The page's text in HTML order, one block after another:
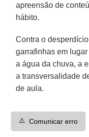
apreensão de
hábito.
Contra o
garrafinhas em
a água da chuva, a
a transversalidade
de aula.
⚠️ Comunicar erro